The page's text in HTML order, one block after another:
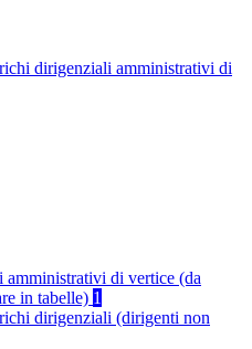
dirigenziali amministrativi di
amministrativi di vertice (da
in tabelle) 1
dirigenziali (dirigenti non